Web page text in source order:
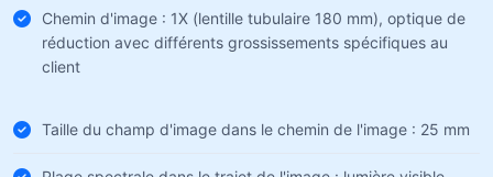
Chemin d'image : 1X (lentille tubulaire 180 mm), optique de
réduction avec différents grossissements spécifiques au
client
Taille du champ d'image dans le chemin de l'image : 25 mm